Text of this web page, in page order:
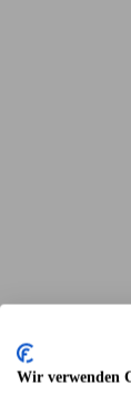
Wir verwenden